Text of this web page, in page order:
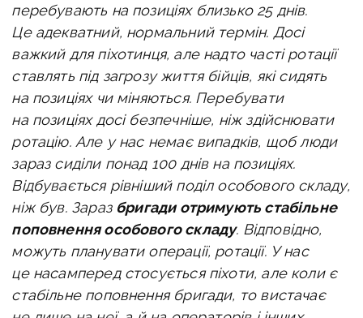
перебувають на позиціях близько 25 днів.
Це адекватний, нормальний термін. Досі
важкий для піхотинця, але надто часті ротації
ставлять під загрозу життя бійців, які сидять
на позиціях чи міняються. Перебувати
на позиціях досі безпечніше, ніж здійснювати
ротацію. Але у нас немає випадків, щоб люди
зараз сиділи понад 100 днів на позиціях.
Відбувається рівніший поділ особового складу,
ніж був. Зараз бригади отримують стабільне
поповнення особового складу. Відповідно,
можуть планувати операції, ротації. У нас
це насамперед стосується піхоти, але коли є
стабільне поповнення бригади, то вистачає